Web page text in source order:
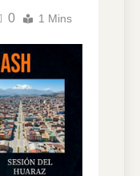
0 1 Mins